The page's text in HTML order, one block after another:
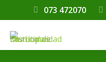
073 472070